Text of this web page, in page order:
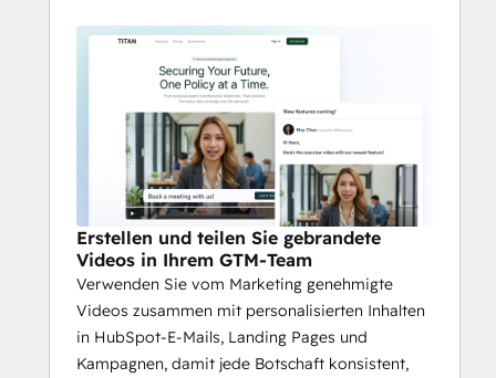
Erstellen und teilen Sie gebrandete
Videos in Ihrem GTM-Team
Verwenden Sie vom Marketing genehmigte
Videos zusammen mit personalisierten Inhalten
in HubSpot-E-Mails, Landing Pages und
Kampagnen, damit jede Botschaft konsistent,